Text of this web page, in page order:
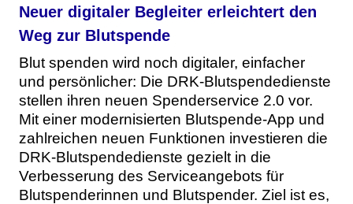
Neuer digitaler Begleiter erleichtert den
Weg zur Blutspende
Blut spenden wird noch digitaler, einfacher
und persönlicher: Die DRK-Blutspendedienste
stellen ihren neuen Spenderservice 2.0 vor.
Mit einer modernisierten Blutspende-App und
zahlreichen neuen Funktionen investieren die
DRK-Blutspendedienste gezielt in die
Verbesserung des Serviceangebots für
Blutspenderinnen und Blutspender. Ziel ist es,